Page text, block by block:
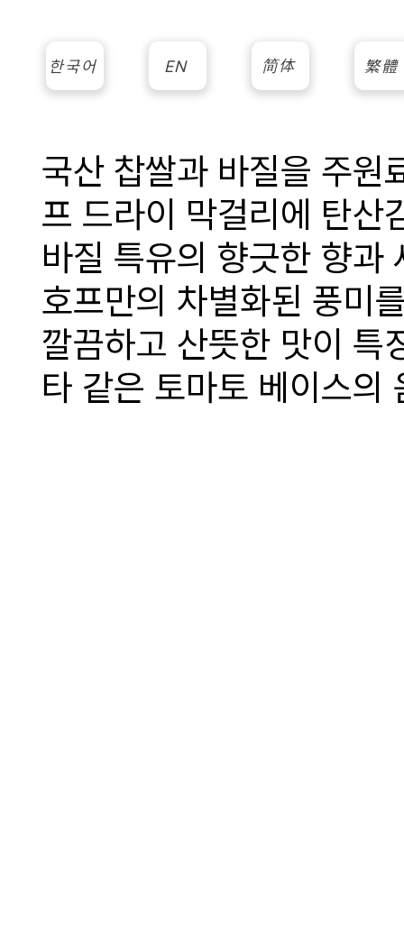
한국어 EN 简体 繁體
국산 찹쌀과 바질을 주원
프 드라이 막걸리에 탄산
바질 특유의 향긋한 향과
호프만의 차별화된 풍미
깔끔하고 산뜻한 맛이 특
타 같은 토마토 베이스의